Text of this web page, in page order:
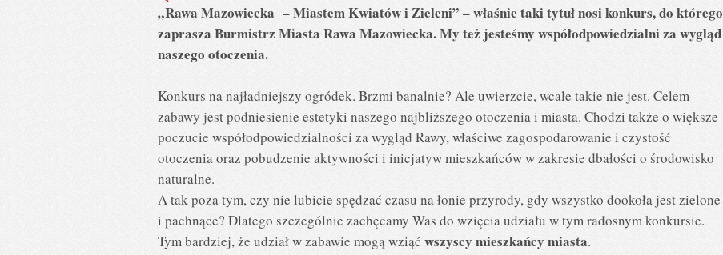
„Rawa Mazowiecka – Miastem Kwiatów i Zieleni” – właśnie taki tytuł nosi konkurs, do którego
zaprasza Burmistrz Miasta Rawa Mazowiecka. My też jesteśmy współodpowiedzialni za wygląd
naszego otoczenia.
Konkurs na najładniejszy ogródek. Brzmi banalnie? Ale uwierzcie, wcale takie nie jest. Celem
zabawy jest podniesienie estetyki naszego najbliższego otoczenia i miasta. Chodzi także o większe
poczucie współodpowiedzialności za wygląd Rawy, właściwe zagospodarowanie i czystość
otoczenia oraz pobudzenie aktywności i inicjatyw mieszkańców w zakresie dbałości o środowisko
naturalne.
A tak poza tym, czy nie lubicie spędzać czasu na łonie przyrody, gdy wszystko dookoła jest zielone
i pachnące? Dlatego szczególnie zachęcamy Was do wzięcia udziału w tym radosnym konkursie.
Tym bardziej, że udział w zabawie mogą wziąć wszyscy mieszkańcy miasta.